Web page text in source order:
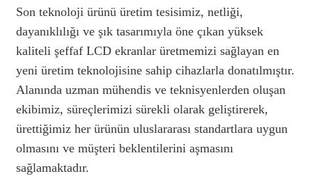
Son teknoloji ürünü üretim tesisimiz, netliği,
dayanıklılığı ve şık tasarımıyla öne çıkan yüksek
kaliteli şeffaf LCD ekranlar üretmemizi sağlayan en
yeni üretim teknolojisine sahip cihazlarla donatılmıştır.
Alanında uzman mühendis ve teknisyenlerden oluşan
ekibimiz, süreçlerimizi sürekli olarak geliştirerek,
ürettiğimiz her ürünün uluslararası standartlara uygun
olmasını ve müşteri beklentilerini aşmasını
sağlamaktadır.